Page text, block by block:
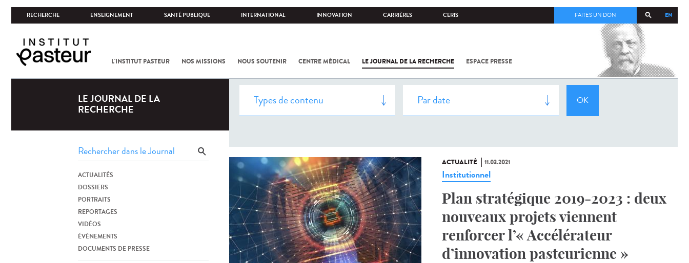
RECHERCHE ENSEIGNEMENT SANTÉ PUBLIQUE INTERNATIONAL INNOVATION CARRIÈRES CERIS EN
FAITES UN DON
L'INSTITUT PASTEUR NOS MISSIONS NOUS SOUTENIR CENTRE MÉDICAL LE JOURNAL DE LA RECHERCHE ESPACE PRESSE
COV-2 /
L'INSTITUT
PASTEUR
LE JOURNAL DE LA
RECHERCHE
ACTUALITÉS
DOSSIERS
PORTRAITS
REPORTAGES
VIDÉOS
ÉVÉNEMENTS
DOCUMENTS DE PRESSE
ACTUALITÉ 11.03.2021
Institutionnel
Plan stratégique 2019-2023 : deux
nouveaux projets viennent
renforcer l’« Accélérateur
d’innovation pasteurienne »